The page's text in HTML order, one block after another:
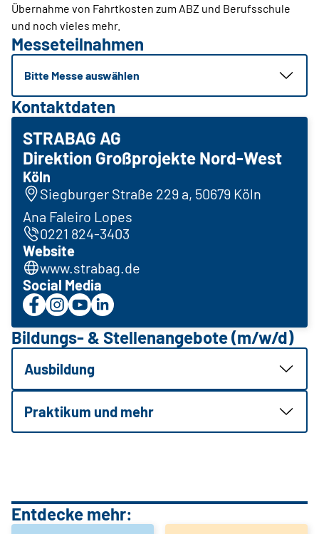
Übernahme von Fahrtkosten zum ABZ und Berufsschule
und noch vieles mehr.
Messeteilnahmen
Bitte Messe auswählen
Kontaktdaten
STRABAG AG
Direktion Großprojekte Nord-West
Köln
Siegburger Straße 229 a, 50679 Köln
Ana Faleiro Lopes
0221 824-3403
Website
www.strabag.de
Social Media
Bildungs- & Stellenangebote (m/w/d)
Ausbildung
Praktikum und mehr
Entdecke mehr: